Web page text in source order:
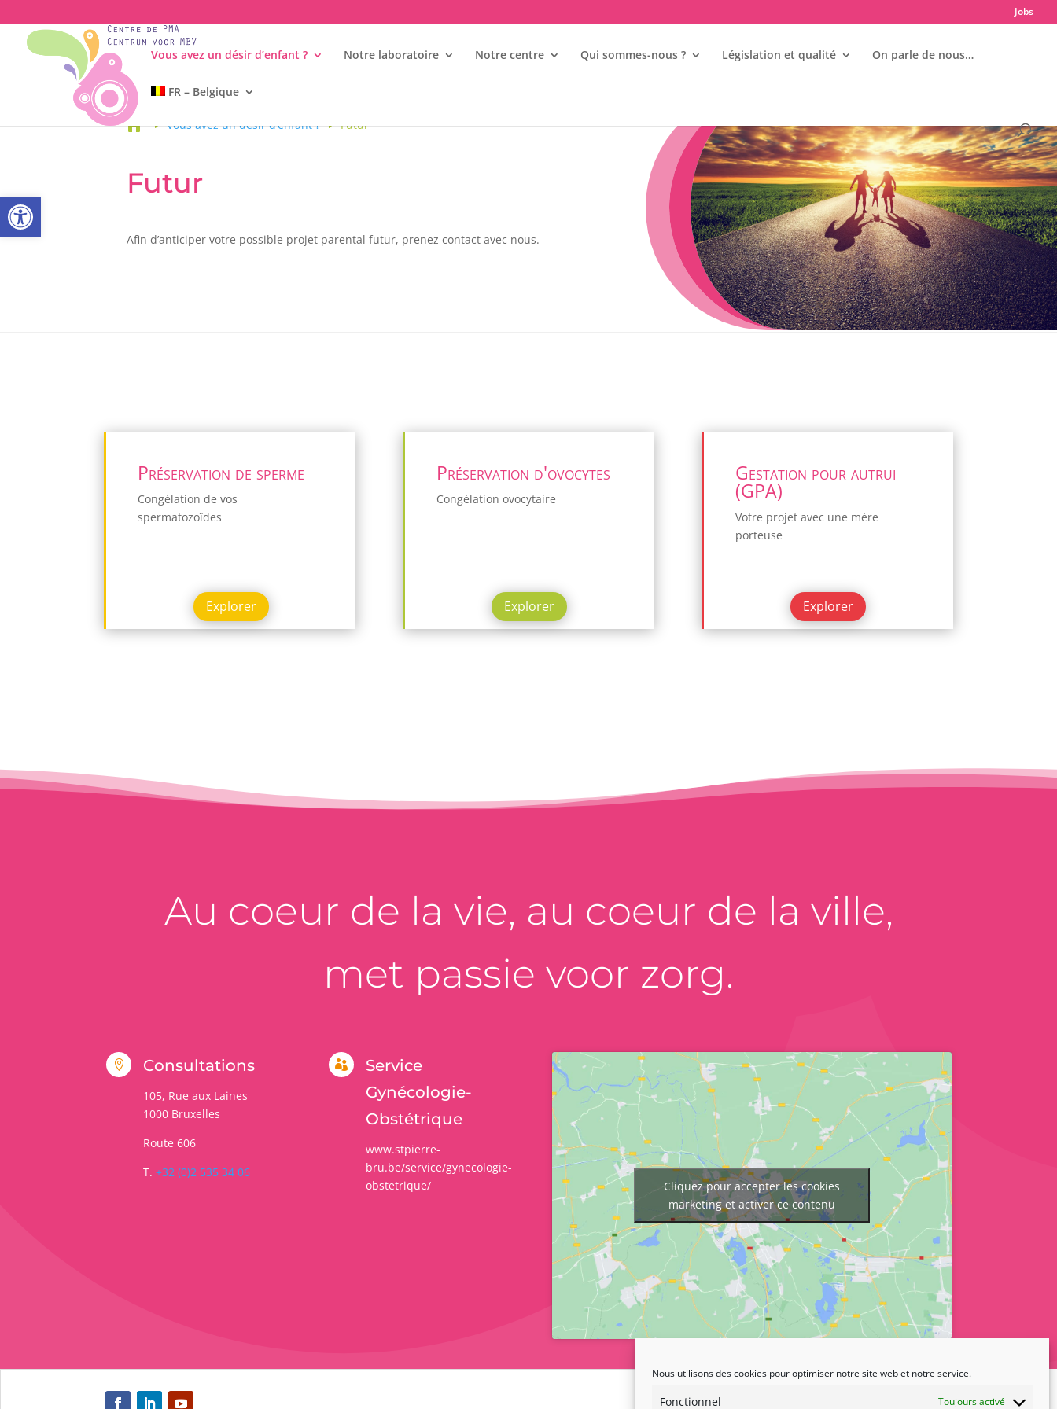
Ouvrir la barre d’outils
Nous utilisons des cookies pour optimiser notre site web et notre service.
Fonctionnel Toujours activé
Jobs
Vous avez un désir d’enfant ? Notre laboratoire Notre centre Qui sommes-nous ? Législation et qualité On parle de nous…
FR – Belgique
 Vous avez un désir d’enfant ? Futur
Futur
Afin d’anticiper votre possible projet parental futur, prenez contact avec nous.
Préservation de sperme
Congélation de vos
spermatozoïdes
Explorer
Préservation d'ovocytes
Congélation ovocytaire
Explorer
Gestation pour autrui
(GPA)
Votre projet avec une mère
porteuse
Explorer
Au coeur de la vie, au coeur de la ville,
met passie voor zorg.
 Consultations
105, Rue aux Laines
1000 Bruxelles
Route 606
T. +32 (0)2 535 34 06

Service
Gynécologie-
Obstétrique
www.stpierre-
bru.be/service/gynecologie-
obstetrique/
Cliquez pour accepter les cookies
marketing et activer ce contenu